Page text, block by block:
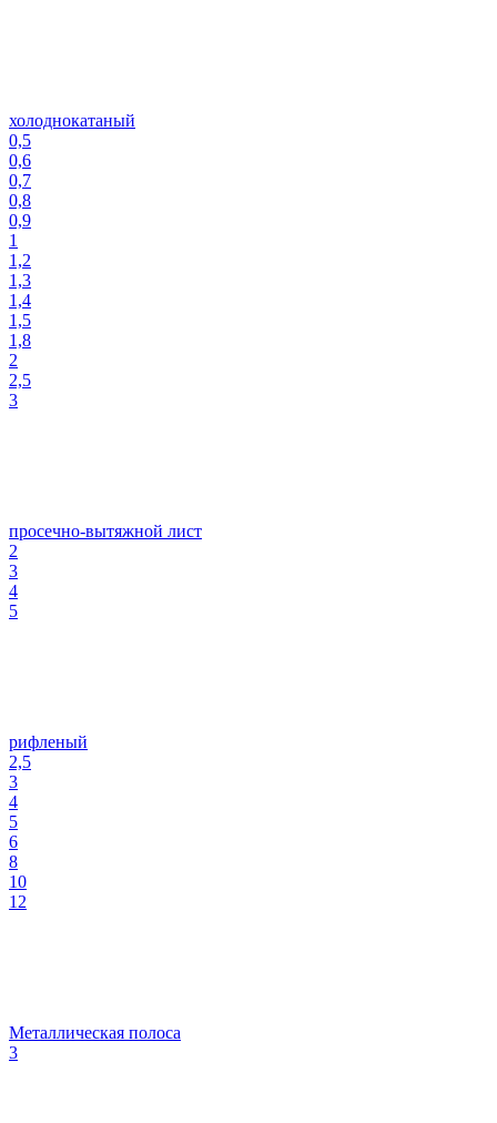
холоднокатаный
0,5
0,6
0,7
0,8
0,9
1
1,2
1,3
1,4
1,5
1,8
2
2,5
3
просечно-вытяжной лист
2
3
4
5
рифленый
2,5
3
4
5
6
8
10
12
Металлическая полоса
3